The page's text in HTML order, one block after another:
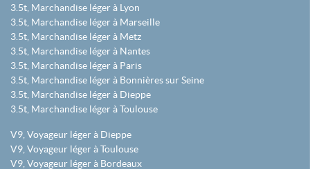
3.5t, Marchandise léger à Lyon
3.5t, Marchandise léger à Marseille
3.5t, Marchandise léger à Metz
3.5t, Marchandise léger à Nantes
3.5t, Marchandise léger à Paris
3.5t, Marchandise léger à Bonnières sur Seine
3.5t, Marchandise léger à Dieppe
3.5t, Marchandise léger à Toulouse
V9, Voyageur léger à Dieppe
V9, Voyageur léger à Toulouse
V9, Voyageur léger à Bordeaux